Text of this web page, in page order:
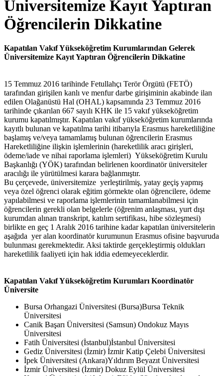
Üniversitemize Kayıt Yaptıran
Öğrencilerin Dikkatine
Kapatılan Vakıf Yükseköğretim Kurumlarından Gelerek
Üniversitemize Kayıt Yaptıran Öğrencilerin Dikkatine
15 Temmuz 2016 tarihinde Fetullahçı Terör Örgütü (FETÖ)
tarafından girişilen kanlı ve menfur darbe girişiminin akabinde ilan
edilen Olağanüstü Hal (OHAL) kapsamında 23 Temmuz 2016
tarihinde çıkarılan 667 sayılı KHK ile 15 vakıf yükseköğretim
kurumu kapatılmıştır. Kapatılan vakıf yükseköğretim kurumlarında
kayıtlı bulunan ve kapatılma tarihi itibarıyla Erasmus hareketliliğine
başlamış ve/veya tamamlamış bulunan öğrencilerin Erasmus
Hareketliliğine ilişkin işlemlerinin (hareketlilik aracı girişleri,
ödeme/iade ve nihai raporlama işlemleri) Yükseköğretim Kurulu
Başkanlığı (YÖK) tarafından belirlenen koordinatör üniversiteler
aracılığı ile yürütülmesi karara bağlanmıştır.
Bu çerçevede, üniversitemize yerleştirilmiş, yatay geçiş yapmış
veya özel öğrenci olarak eğitim görmekte olan öğrencilere, ödeme
yapılabilmesi ve raporlama işlemlerinin tamamlanabilmesi için
öğrencilerin gerekli olan belgelerle (öğrenim anlaşması, yurt dışı
kurumdan alınan transkript, katılım sertifikası, hibe sözleşmesi)
birlikte en geç 1 Aralık 2016 tarihine kadar kapatılan üniversitelerin
aşağıda yer alan koordinatör kurumunun Erasmus ofisine başvuruda
bulunması gerekmektedir. Aksi taktirde gerçekleştirmiş oldukları
hareketlilik faaliyeti için hak iddia edemeyeceklerdir.
Kapatılan Vakıf Yükseköğretim Kurumları Koordinatör
Üniversite
Bursa Orhangazi Üniversitesi (Bursa)Bursa Teknik
Üniversitesi
Canik Başarı Üniversitesi (Samsun) Ondokuz Mayıs
Üniversitesi
Fatih Üniversitesi (İstanbul)İstanbul Üniversitesi
Gediz Üniversitesi (İzmir) İzmir Katip Çelebi Üniversitesi
İpek Üniversitesi (Ankara)Yıldırım Beyazıt Üniversitesi
İzmir Üniversitesi (İzmir) Dokuz Eylül Üniversitesi